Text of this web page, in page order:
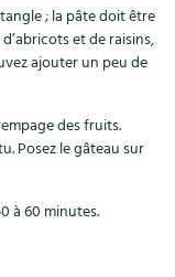
; la pâte doit être
et de raisins,
ajouter un peu de
des fruits.
Posez le gâteau sur
à 60 minutes.